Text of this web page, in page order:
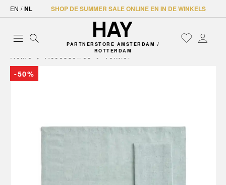
EN / NL SHOP DE SUMMER SALE ONLINE EN IN DE WINKELS
PARTNERSTORE AMSTERDAM /
ROTTERDAM
Home Accessoires
Textiel
-50%